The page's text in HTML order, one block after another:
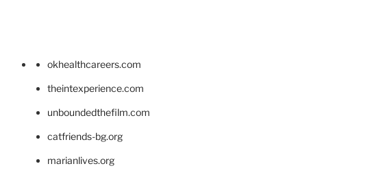
okhealthcareers.com
theintexperience.com
unboundedthefilm.com
catfriends-bg.org
marianlives.org